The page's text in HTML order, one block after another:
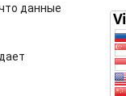
данные